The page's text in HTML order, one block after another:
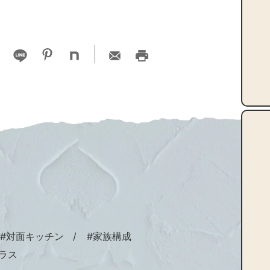
対面キッチン
#家族構成
ス